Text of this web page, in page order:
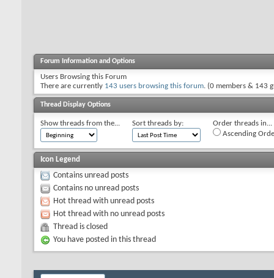
Forum Information and Options
Users Browsing this Forum
There are currently 143 users browsing this forum. (0 members & 143
Thread Display Options
Show threads from the... Sort threads by:
Order threads in...
Ascending
Icon Legend
Contains unread posts
Contains no unread posts
Hot thread with unread posts
Hot thread with no unread posts
Thread is closed
You have posted in this thread